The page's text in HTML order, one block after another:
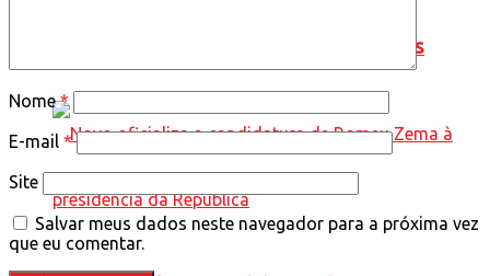
presidencial de 2026, aponta BTG/Nexus
Nome*
E-mail *
Site
Salvar meus dados neste navegador para a próxima vez
que eu comentar.